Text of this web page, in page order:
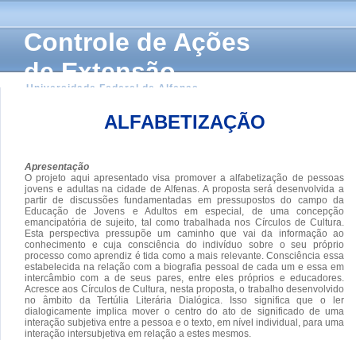
Controle de Ações
de Extensão
Universidade Federal de Alfenas
ALFABETIZAÇÃO
Apresentação
O projeto aqui apresentado visa promover a alfabetização de pessoas
jovens e adultas na cidade de Alfenas. A proposta será desenvolvida a
partir de discussões fundamentadas em pressupostos do campo da
Educação de Jovens e Adultos em especial, de uma concepção
emancipatória de sujeito, tal como trabalhada nos Círculos de Cultura.
Esta perspectiva pressupõe um caminho que vai da informação ao
conhecimento e cuja consciência do indivíduo sobre o seu próprio
processo como aprendiz é tida como a mais relevante. Consciência essa
estabelecida na relação com a biografia pessoal de cada um e essa em
intercâmbio com a de seus pares, entre eles próprios e educadores.
Acresce aos Círculos de Cultura, nesta proposta, o trabalho desenvolvido
no âmbito da Tertúlia Literária Dialógica. Isso significa que o ler
dialogicamente implica mover o centro do ato de significado de uma
interação subjetiva entre a pessoa e o texto, em nível individual, para uma
interação intersubjetiva em relação a estes mesmos.